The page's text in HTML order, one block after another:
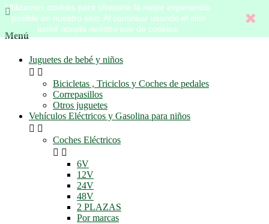
Utilizamos cookies para ofrecerle la mejor experiencia
posible en nuestro sitio. Al continuar usando el sitio
usted acepta nuestro uso de cookies.

Menú
Juguetes de bebé y niños
 
Bicicletas , Triciclos y Coches de pedales
Correpasillos
Otros juguetes
Vehículos Eléctricos y Gasolina para niños
 
Coches Eléctricos
 
6V
12V
24V
48V
2 PLAZAS
Por marcas